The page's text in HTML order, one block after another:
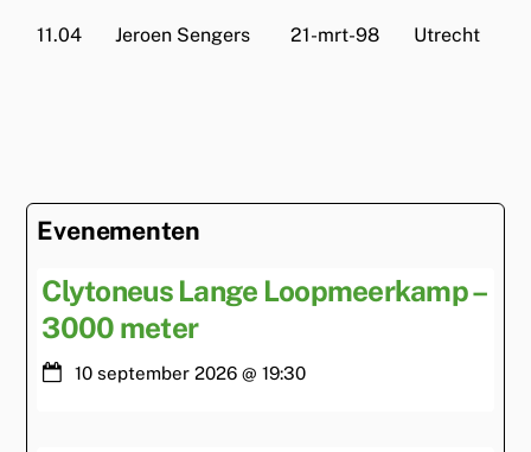
11.04 Jeroen Sengers 21-mrt-98 Utrecht
Evenementen
Clytoneus Lange Loopmeerkamp –
3000 meter
10 september 2026 @ 19:30